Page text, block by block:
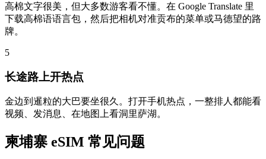
高棉文字很美，但大多数游客看不懂。在 Google Translate 里
下载高棉语语言包，然后把相机对准贡布的菜单或马德望的路
牌。
5
长途路上开热点
金边到暹粒的大巴要坐很久。打开手机热点，一整排人都能看
视频、发消息、在地图上看洞里萨湖。
柬埔寨 eSIM 常见问题